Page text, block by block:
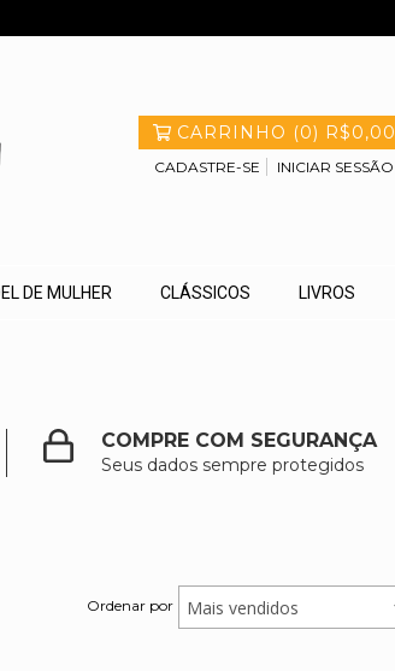
CARRINHO (0) R$0,00
CADASTRE-SE INICIAR SESSÃO
DE MULHER CLÁSSICOS LIVROS
COMPRE COM SEGURANÇA
Seus dados sempre protegidos
Ordenar por